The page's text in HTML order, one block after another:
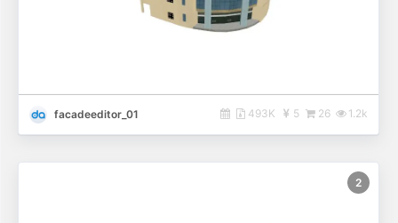
facadeeditor_01 493K 5 26 1.2k
2